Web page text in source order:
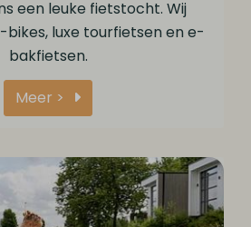
een leuke fietstocht. Wij
luxe tourfietsen en e-
bakfietsen.
Meer >